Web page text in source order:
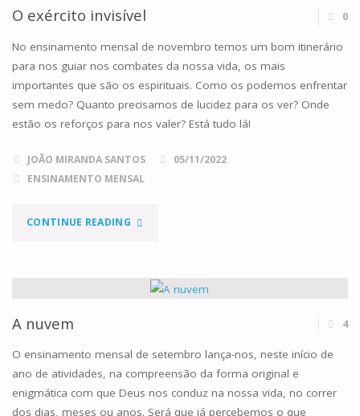
O exército invisível 0
No ensinamento mensal de novembro temos um bom itinerário
para nos guiar nos combates da nossa vida, os mais
importantes que são os espirituais. Como os podemos enfrentar
sem medo? Quanto precisamos de lucidez para os ver? Onde
estão os reforços para nos valer? Está tudo lá!
JOÃO MIRANDA SANTOS
05/11/2022
ENSINAMENTO MENSAL
CONTINUE READING"O
INVISÍVEL"
A nuvem 4
O ensinamento mensal de setembro lança-nos, neste início de
ano de atividades, na compreensão da forma original e
enigmática com que Deus nos conduz na nossa vida, no correr
dos dias, meses ou anos. Será que já percebemos o que